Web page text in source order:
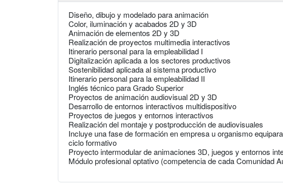
Diseño, dibujo y modelado para animación
Color, iluminación y acabados 2D y 3D
Animación de elementos 2D y 3D
Realización de proyectos multimedia interactivos
Itinerario personal para la empleabilidad I
Digitalización aplicada a los sectores productivos
Sostenibilidad aplicada al sistema productivo
Itinerario personal para la empleabilidad II
Inglés técnico para Grado Superior
Proyectos de animación audiovisual 2D y 3D
Desarrollo de entornos interactivos multidispositivo
Proyectos de juegos y entornos interactivos
Realización del montaje y postproducción de audiovisuales
Incluye una fase de formación en empresa u organismo
ciclo formativo
Proyecto intermodular de animaciones 3D, juegos y entornos
Módulo profesional optativo (competencia de cada Comunidad